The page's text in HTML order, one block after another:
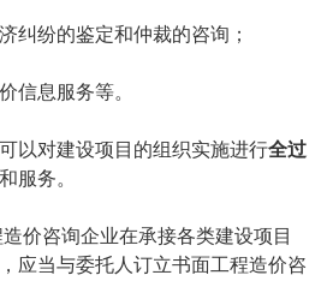
纷的鉴定和仲裁的咨询；
息服务等。
对建设项目的组织实施进行全过
服务。
咨询企业在承接各类建设项目
应当与委托人订立书面工程造价咨